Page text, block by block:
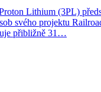
Lithium (3PL)
svého projektu
přibližně 31…